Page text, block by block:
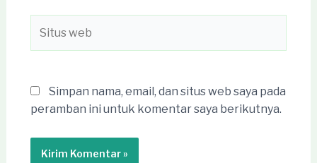
web
Simpan nama, email, dan situs web saya pada
peramban ini untuk komentar saya berikutnya.